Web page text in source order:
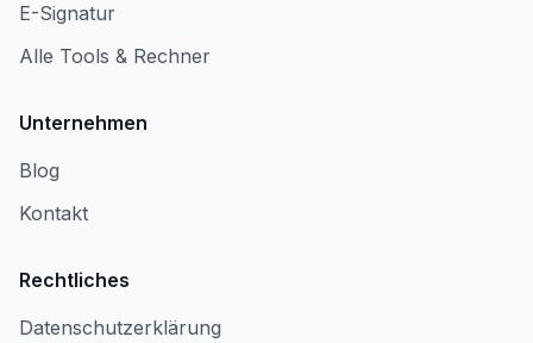
E-Signatur
Alle Tools & Rechner
Unternehmen
Blog
Kontakt
Rechtliches
Datenschutzerklärung